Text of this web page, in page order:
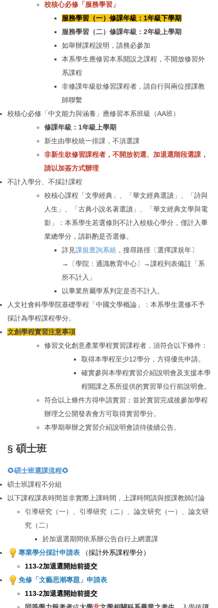
校核心必修 「服務學習」
服務學習（一）修課年級：1年級下學期
服務學習（二）修課年級：2年級上學期
如舉辦課程說明，請務必參加
本系學生應修習本系開設之課程，不開放修習外
系課程
非修課年級欲修習課程者，請自行與兩位授課教
師聯繫
校核心必修「中文能力與涵養」應修習本系班級（AA班）
修課年級：1年級上學期
新生由學校統一排課，不須選課
非新生欲修習課程者， 不開放初選、加退選階段選課，
請以加簽方式辦理
不計入學分、不採計課程
校核心課程「文學經典」
「 華文經典選讀 」 「 詩與
人生 」 「 古典小說名著選讀 」 「 華文經典文學與電
影 」 ： 本系學生若選修則不計入校核心學分，僅計入畢
業總學分，請斟酌是否選修。
詳見課規查詢系統 ，搜尋路徑〔選擇課規年〕
→〔學院：通識教育中心〕→課程列表備註「系
所不計入」
以畢業所屬學系判定是否不計入。
人文社會科學學院基礎學程 「 中國文學概論 」 ： 本系學生選修不予
採計為學程課程學分。
文創學程實習注意事項
修習文化創意產業學程實習課程者，須符合以下條件：
取得本學程至少12學分，方得優先申請。
確實參與本學程實習介紹說明會及支援本學
程開課之系所提供的實習單位行前說明會。
符合以上條件方得申請實習；並於實習完成後參加學程
辦理之公開發表會方可取得實習學分。
本學期舉辦之實習介紹說明會請待後續公告。
§ 碩士班
🌻碩士班選課流程🌻
碩士班課程不分組
以下課程課表時間並非實際上課時間，上課時間請與授課教師討論
引導研究（一）、引導研究（二）、論文研究（一）、論文研
究（二）
於加退選期間依系辦公告自行上網選課
專業學分採計申請表 （採計外系課程學分）
113-2加退選開始前提交
免修「文藝思潮專題」申請表
113-2加退選開始前提交